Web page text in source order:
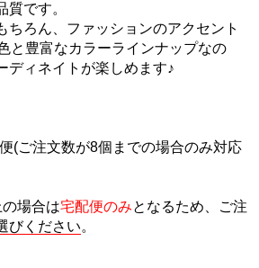
質です。
ちろん、ファッションのアクセント
と豊富なカラーラインナップなの
ディネイトが楽しめます♪
(ご注文数が8個までの場合のみ対応
場合は宅配便のみとなるため、ご注
びください。